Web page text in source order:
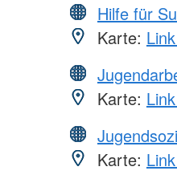
Hilfe für
Karte:
Karte:
Karte: